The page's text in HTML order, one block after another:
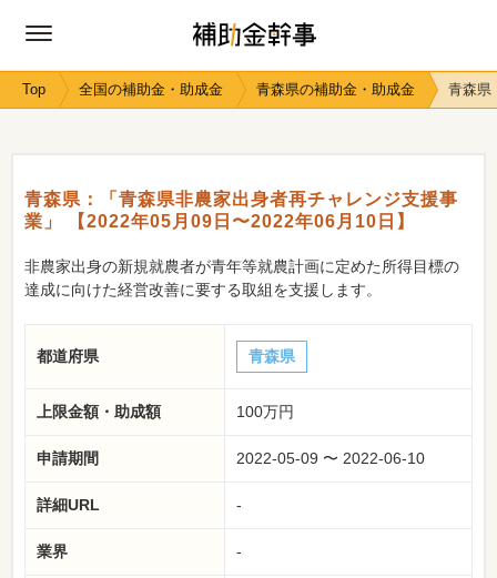
Top 全国の補助金・助成金 青森県の補助金・助成金 青森県
青森県：「青森県非農家出身者再チャレンジ支援事
業」 【2022年05月09日〜2022年06月10日】
非農家出身の新規就農者が青年等就農計画に定めた所得目標の
達成に向けた経営改善に要する取組を支援します。
都道府県 青森県
上限金額・助成額 100万円
申請期間 2022-05-09 〜 2022-06-10
詳細URL -
業界 -